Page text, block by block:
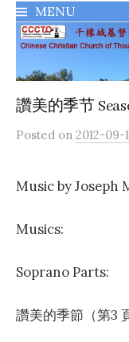
MENU
讚美的季节
Posted on 2012-09-
Music by Joseph
Musics:
Soprano Parts:
讚美的季節（第3